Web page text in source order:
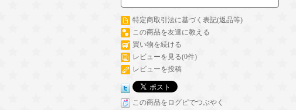
特定商取引法に基づく表記(返品等)
この商品を友達に教える
買い物を続ける
レビューを見る(0件)
レビューを投稿
この商品をログピでつぶやく